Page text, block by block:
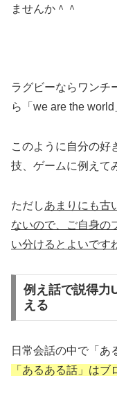
ませんか＾＾
ラグビーならワンチ
ら「we are the world
このように自分の好
技、ゲームに例えて
ただしあまりにも古
ないので、ご自身の
い分けるとよいです
例え話で説得力
える
日常会話の中で「あ
「あるある話」はブ